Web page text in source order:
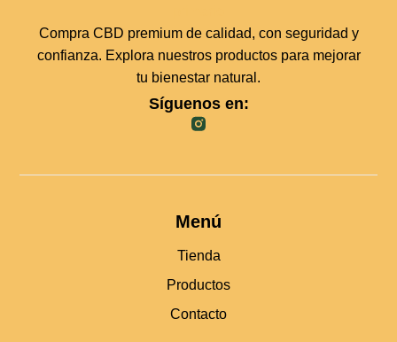
Compra CBD premium de calidad, con seguridad y
confianza. Explora nuestros productos para mejorar
tu bienestar natural.
Síguenos en:
Menú
Tienda
Productos
Contacto